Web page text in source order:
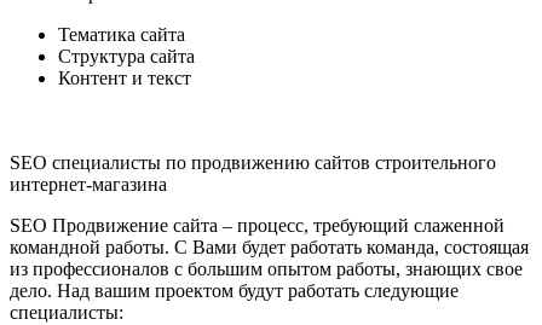
Тематика сайта
Структура сайта
Контент и текст
SEO специалисты по продвижению сайтов строительного
интернет-магазина
SEO Продвижение сайта – процесс, требующий слаженной
командной работы. С Вами будет работать команда, состоящая
из профессионалов с большим опытом работы, знающих свое
дело. Над вашим проектом будут работать следующие
специалисты: